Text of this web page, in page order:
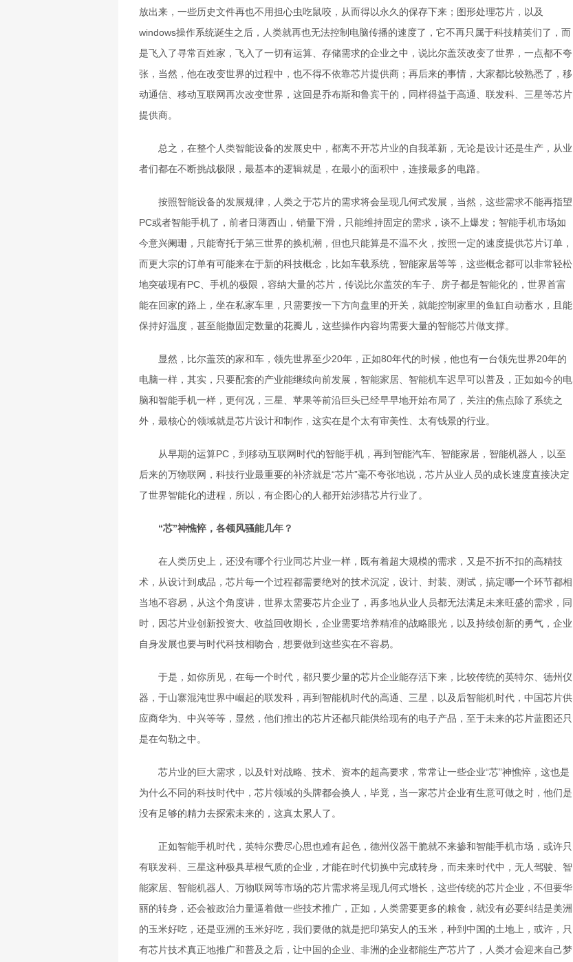
放出来，一些历史文件再也不用担心虫吃鼠咬，从而得以永久的保存下来；图形处理芯片，以及
windows操作系统诞生之后，人类就再也无法控制电脑传播的速度了，它不再只属于科技精英们了，而
是飞入了寻常百姓家，飞入了一切有运算、存储需求的企业之中，说比尔盖茨改变了世界，一点都不夸
张，当然，他在改变世界的过程中，也不得不依靠芯片提供商；再后来的事情，大家都比较熟悉了，移
动通信、移动互联网再次改变世界，这回是乔布斯和鲁宾干的，同样得益于高通、联发科、三星等芯片
提供商。
总之，在整个人类智能设备的发展史中，都离不开芯片业的自我革新，无论是设计还是生产，从业
者们都在不断挑战极限，最基本的逻辑就是，在最小的面积中，连接最多的电路。
按照智能设备的发展规律，人类之于芯片的需求将会呈现几何式发展，当然，这些需求不能再指望
PC或者智能手机了，前者日薄西山，销量下滑，只能维持固定的需求，谈不上爆发；智能手机市场如
今意兴阑珊，只能寄托于第三世界的换机潮，但也只能算是不温不火，按照一定的速度提供芯片订单，
而更大宗的订单有可能来在于新的科技概念，比如车载系统，智能家居等等，这些概念都可以非常轻松
地突破现有PC、手机的极限，容纳大量的芯片，传说比尔盖茨的车子、房子都是智能化的，世界首富
能在回家的路上，坐在私家车里，只需要按一下方向盘里的开关，就能控制家里的鱼缸自动蓄水，且能
保持好温度，甚至能撒固定数量的花瓣儿，这些操作内容均需要大量的智能芯片做支撑。
显然，比尔盖茨的家和车，领先世界至少20年，正如80年代的时候，他也有一台领先世界20年的
电脑一样，其实，只要配套的产业能继续向前发展，智能家居、智能机车迟早可以普及，正如如今的电
脑和智能手机一样，更何况，三星、苹果等前沿巨头已经早早地开始布局了，关注的焦点除了系统之
外，最核心的领域就是芯片设计和制作，这实在是个太有审美性、太有钱景的行业。
从早期的运算PC，到移动互联网时代的智能手机，再到智能汽车、智能家居，智能机器人，以至
后来的万物联网，科技行业最重要的补济就是“芯片”毫不夸张地说，芯片从业人员的成长速度直接决定
了世界智能化的进程，所以，有企图心的人都开始涉猎芯片行业了。
“芯”神憔悴，各领风骚能几年？
在人类历史上，还没有哪个行业同芯片业一样，既有着超大规模的需求，又是不折不扣的高精技
术，从设计到成品，芯片每一个过程都需要绝对的技术沉淀，设计、封装、测试，搞定哪一个环节都相
当地不容易，从这个角度讲，世界太需要芯片企业了，再多地从业人员都无法满足未来旺盛的需求，同
时，因芯片业创新投资大、收益回收期长，企业需要培养精准的战略眼光，以及持续创新的勇气，企业
自身发展也要与时代科技相吻合，想要做到这些实在不容易。
于是，如你所见，在每一个时代，都只要少量的芯片企业能存活下来，比较传统的英特尔、德州仪
器，于山寨混沌世界中崛起的联发科，再到智能机时代的高通、三星，以及后智能机时代，中国芯片供
应商华为、中兴等等，显然，他们推出的芯片还都只能供给现有的电子产品，至于未来的芯片蓝图还只
是在勾勒之中。
芯片业的巨大需求，以及针对战略、技术、资本的超高要求，常常让一些企业“芯”神憔悴，这也是
为什么不同的科技时代中，芯片领域的头牌都会换人，毕竟，当一家芯片企业有生意可做之时，他们是
没有足够的精力去探索未来的，这真太累人了。
正如智能手机时代，英特尔费尽心思也难有起色，德州仪器干脆就不来掺和智能手机市场，或许只
有联发科、三星这种极具草根气质的企业，才能在时代切换中完成转身，而未来时代中，无人驾驶、智
能家居、智能机器人、万物联网等市场的芯片需求将呈现几何式增长，这些传统的芯片企业，不但要华
丽的转身，还会被政治力量逼着做一些技术推广，正如，人类需要更多的粮食，就没有必要纠结是美洲
的玉米好吃，还是亚洲的玉米好吃，我们要做的就是把印第安人的玉米，种到中国的土地上，或许，只
有芯片技术真正地推广和普及之后，让中国的企业、非洲的企业都能生产芯片了，人类才会迎来自己梦